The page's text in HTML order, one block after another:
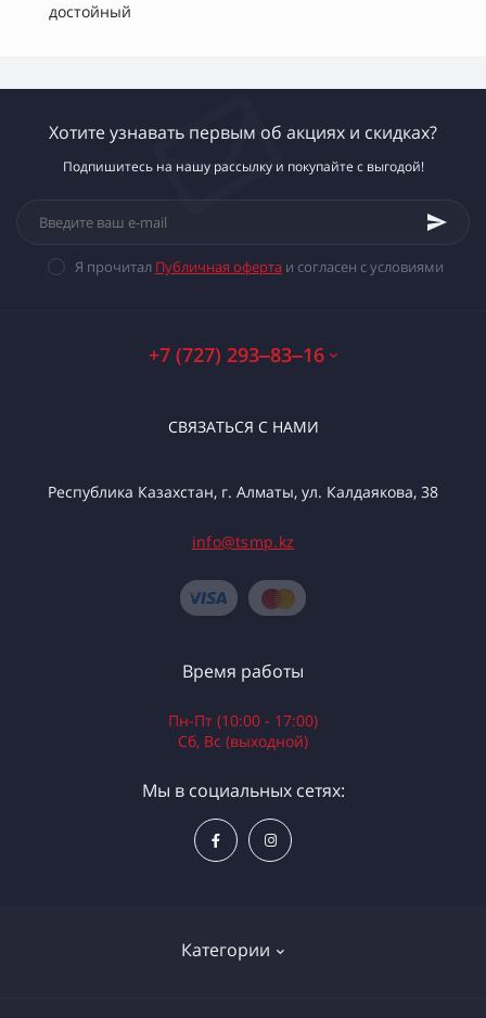
достойный
Хотите узнавать первым об акциях и скидках?
Подпишитесь на нашу рассылку и покупайте с выгодой!
Я прочитал Публичная оферта и согласен с условиями
+7 (727) 293‒83‒16
СВЯЗАТЬСЯ С НАМИ
Республика Казахстан, г. Алматы, ул. Калдаякова, 38
info@tsmp.kz
Категории
Время работы
Пн-Пт (10:00 - 17:00)
Сб, Вс (выходной)
Мы в социальных сетях: